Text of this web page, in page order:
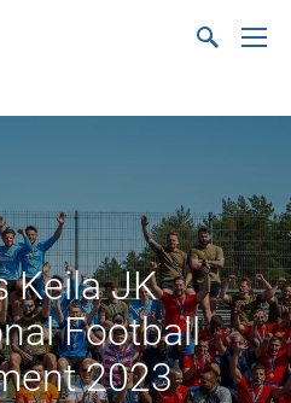
Keila JK
Football
2023